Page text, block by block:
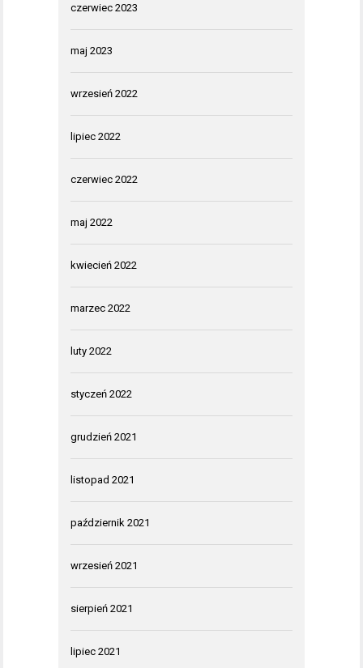
czerwiec 2023
maj 2023
wrzesień 2022
lipiec 2022
czerwiec 2022
maj 2022
kwiecień 2022
marzec 2022
luty 2022
styczeń 2022
grudzień 2021
listopad 2021
październik 2021
wrzesień 2021
sierpień 2021
lipiec 2021